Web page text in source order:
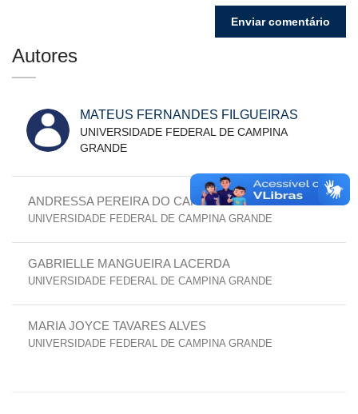
Autores
MATEUS FERNANDES FILGUEIRAS
UNIVERSIDADE FEDERAL DE CAMPINA
GRANDE
ANDRESSA PEREIRA DO CARMO
UNIVERSIDADE FEDERAL DE CAMPINA GRANDE
GABRIELLE MANGUEIRA LACERDA
UNIVERSIDADE FEDERAL DE CAMPINA GRANDE
MARIA JOYCE TAVARES ALVES
UNIVERSIDADE FEDERAL DE CAMPINA GRANDE